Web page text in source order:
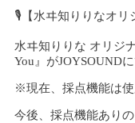
🎙️【水ヰ知りりなオリ
水ヰ知りりな オリジ
You』がJOYSOUND
※現在、採点機能は使
今後、採点機能あり